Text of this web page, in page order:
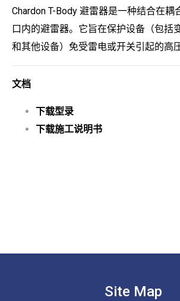
Chardon T-Body 避雷器是一种结合在耦
口内的避雷器。它旨在保护设备（包括
和其他设备）免受雷电或开关引起的高
文档
下载型录
下载施工说明书
Site Map